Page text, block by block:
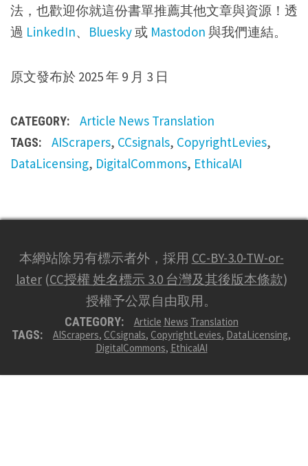
法，也歡迎你就這份書單推薦其他文章與資源！透
過 LinkedIn、 Bluesky或 Mastodon 與我們連結。
原文發布於 2025 年 9 月 3 日
CATEGORY: Article News Translation
TAGS: AIScrapers, CCsignals, CopyrightLevies,
DataLicensing, DigitalCommons, EthicalAI
本網站除另有標示者外，採用 CC-BY-3.0-TW-or-
later(CC授權 姓名標示 3.0 台灣及其後版本條款)
授權予公眾自由取用。
CATEGORY: Article News Translation
TAGS: AIScrapers, CCsignals, CopyrightLevies, DataLicensing,
DigitalCommons, EthicalAI